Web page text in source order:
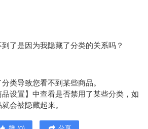
了是因为我隐藏了分类的关系吗？
类导致您看不到某些商品。
设置】中查看是否禁用了某些分类，如
会被隐藏起来。